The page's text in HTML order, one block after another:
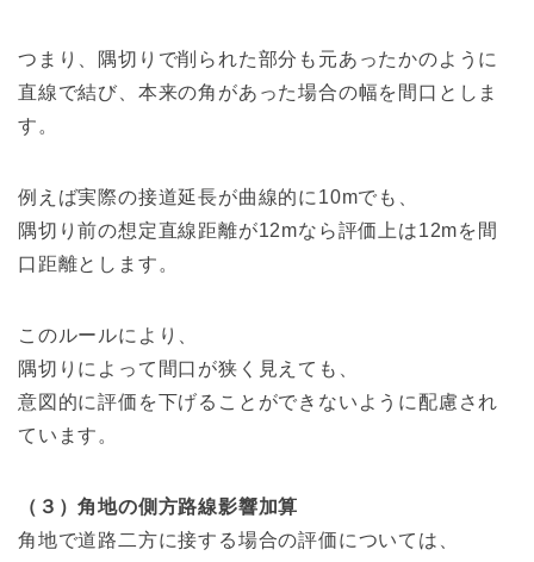
つまり、隅切りで削られた部分も元あったかのように
直線で結び、本来の角があった場合の幅を間口としま
す。
例えば実際の接道延長が曲線的に10mでも、
隅切り前の想定直線距離が12mなら評価上は12mを間
口距離とします。
このルールにより、
隅切りによって間口が狭く見えても、
意図的に評価を下げることができないように配慮され
ています。
（３）角地の側方路線影響加算
角地で道路二方に接する場合の評価については、